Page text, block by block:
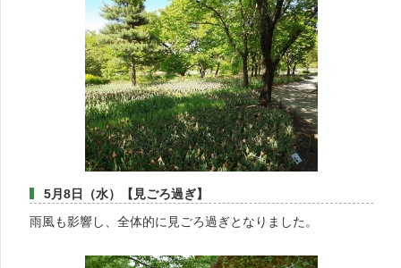
5月8日（水）【見ごろ過ぎ】
雨風も影響し、全体的に見ごろ過ぎとなりました。